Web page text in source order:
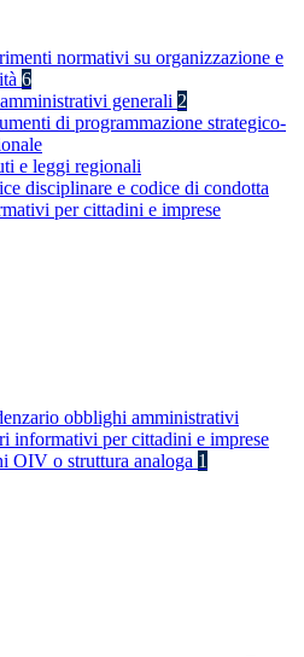
normativi su organizzazione e
6
generali 2
di programmazione strategico-
e leggi regionali
disciplinare e codice di condotta
per cittadini e imprese
obblighi amministrativi
informativi per cittadini e imprese
OIV o struttura analoga 1